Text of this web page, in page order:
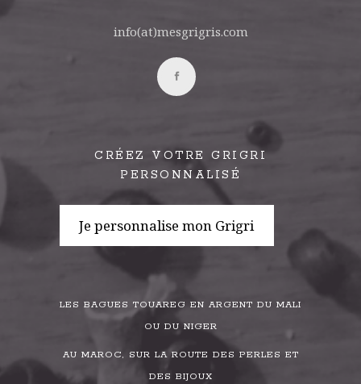
info(at)mesgrigris.com
CRÉEZ VOTRE GRIGRI
PERSONNALISÉ
Je personnalise mon Grigri
LES BAGUES TOUAREG EN ARGENT DU MALI
OU DU NIGER
AU MAROC, SUR LA ROUTE DES PERLES ET
DES BIJOUX